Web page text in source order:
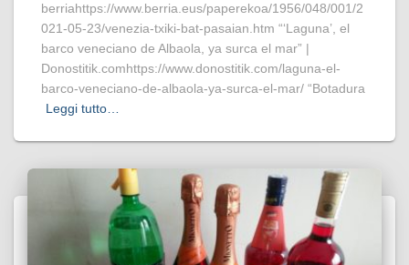
berriahttps://www.berria.eus/paperekoa/1956/048/001/2
021-05-23/venezia-txiki-bat-pasaian.htm “‘Laguna’, el
barco veneciano de Albaola, ya surca el mar” |
Donostitik.comhttps://www.donostitik.com/laguna-el-
barco-veneciano-de-albaola-ya-surca-el-mar/ “Botadura
Leggi tutto…